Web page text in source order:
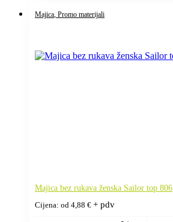
Majica, Promo materijali
Majica bez rukava ženska Sailor top 806
Cijena: od 4,88 € + pdv